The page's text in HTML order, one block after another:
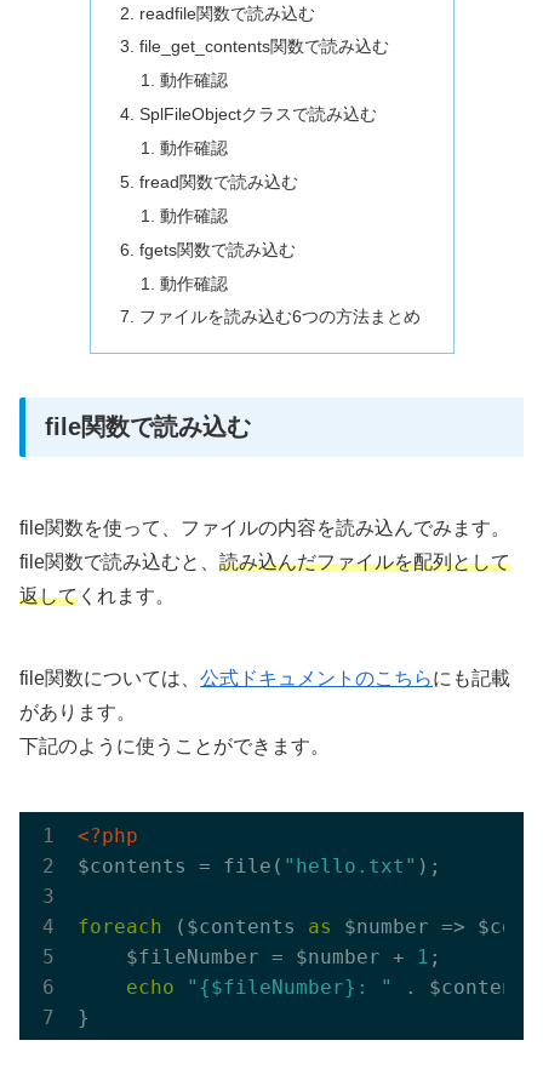
readfile関数で読み込む
file_get_contents関数で読み込む
動作確認
SplFileObjectクラスで読み込む
動作確認
fread関数で読み込む
動作確認
fgets関数で読み込む
動作確認
ファイルを読み込む6つの方法まとめ
file関数で読み込む
file関数を使って、ファイルの内容を読み込んでみます。
file関数で読み込むと、 読み込んだファイルを配列として
返して くれます。
file関数については、 公式ドキュメントのこちらにも記載
があります。
下記のように使うことができます。
<?php
$contents = file( "hello.txt" );
foreach ($contents as
$number =>
    $fileNumber = $number +
1 ;
echo
"{$fileNumber}: "
. $content;